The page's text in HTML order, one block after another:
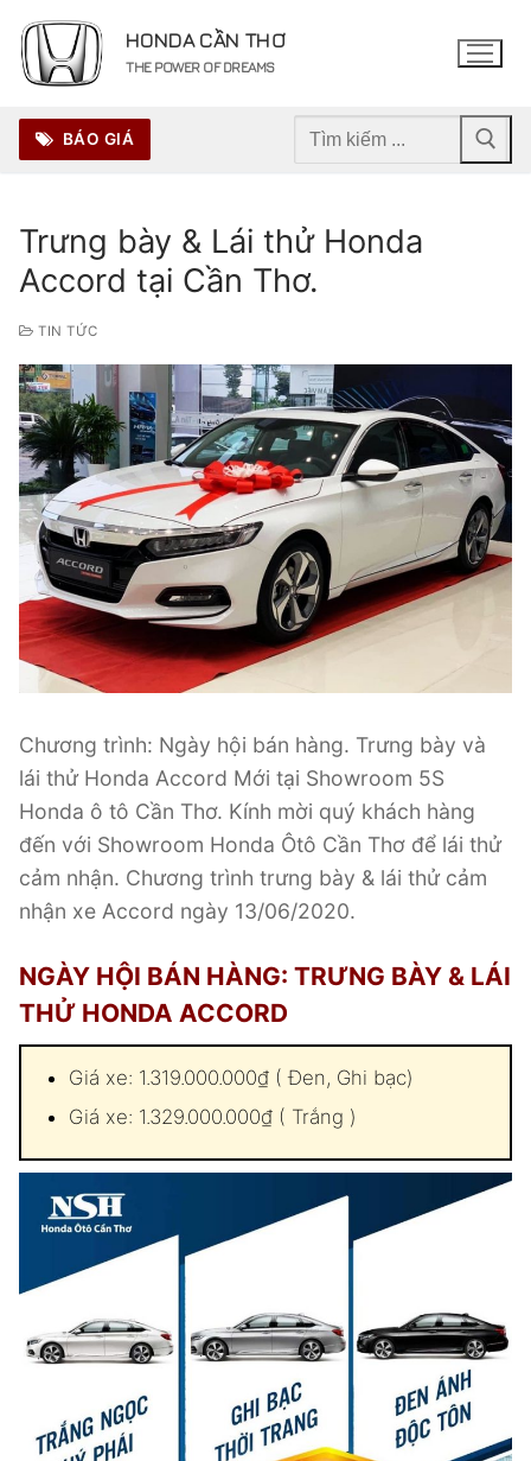
đến
nội
HONDA CẦN THƠ
THE POWER OF DREAMS
BÁO GIÁ
Tìm
Trưng bày & Lái thử Honda
Accord tại Cần Thơ.
TIN TỨC
Chương trình: Ngày hội bán hàng. Trưng bày và
lái thử Honda Accord Mới tại Showroom 5S
Honda ô tô Cần Thơ. Kính mời quý khách hàng
đến với Showroom Honda Ôtô Cần Thơ để lái thử
cảm nhận. Chương trình trưng bày & lái thử cảm
nhận xe Accord ngày 13/06/2020.
NGÀY HỘI BÁN HÀNG: TRƯNG BÀY & LÁI
THỬ HONDA ACCORD
Giá xe: 1.319.000.000₫ ( Đen, Ghi bạc)
Giá xe: 1.329.000.000₫ ( Trắng )